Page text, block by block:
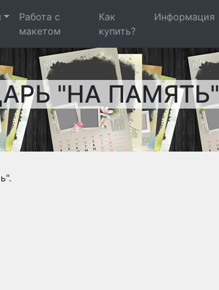
Работа с
макетом
Как
купить?
Информация
"НА ПАМЯТЬ"